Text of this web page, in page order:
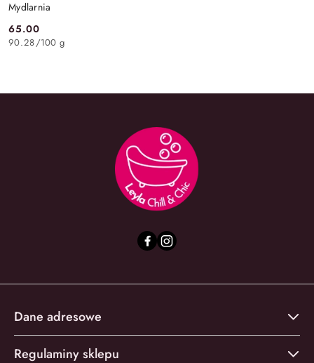
Mydlarnia
Cena:
65.00
90.28/100 g
Dane adresowe
Regulaminy sklepu